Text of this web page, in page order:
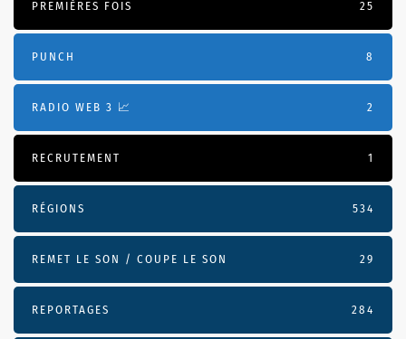
PREMIÈRES FOIS 25
PUNCH 8
RADIO WEB 3 📈 2
RECRUTEMENT 1
RÉGIONS 534
REMET LE SON / COUPE LE SON 29
REPORTAGES 284